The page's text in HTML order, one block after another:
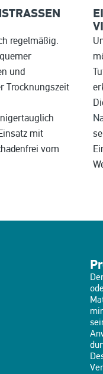
S
regelmäßig.
und
Trocknungszeit
mit
vom